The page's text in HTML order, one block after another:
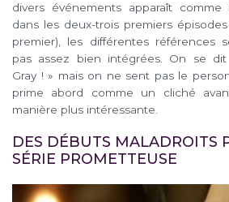
divers événements apparaît comme
dans les deux-trois premiers
premier), les différentes références
pas assez bien intégrées. On se
Gray ! » mais on ne sent pas le
prime abord comme un cliché
manière plus intéressante.
DES DÉBUTS MALADROITS
SÉRIE PROMETTEUSE